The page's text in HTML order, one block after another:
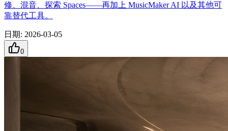
修、混音、探索 Spaces——再加上 MusicMaker AI 以及其他可
靠替代工具。
日期: 2026-03-05
0